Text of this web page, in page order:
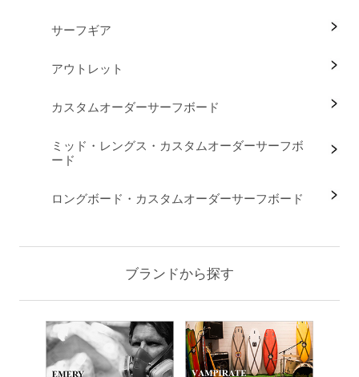
サーフギア
アウトレット
カスタムオーダーサーフボード
ミッド・レングス・カスタムオーダーサーフボ
ード
ロングボード・カスタムオーダーサーフボード
ブランドから探す